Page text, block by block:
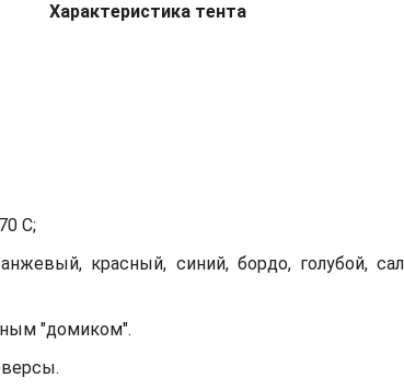
Характеристика тента
С;
красный, синий, бордо, голубой,
"домиком".